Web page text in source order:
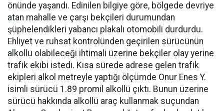
önünde yaşandı. Edinilen bilgiye göre, bölgede devriye
atan mahalle ve çarşı bekçileri durumundan
şüphelendikleri yabancı plakalı otomobili durdurdu.
Ehliyet ve ruhsat kontrolünden geçirilen sürücünün
alkollü olabileceği ihtimali üzerine bekçiler olay yerine
trafik ekibi istedi. Kısa sürede adrese gelen trafik
ekipleri alkol metreyle yaptığı ölçümde Onur Enes Y.
isimli sürücü 1.89 promil alkollü çıktı. Bunun üzerine
sürücü hakkında alkollü araç kullanmak suçundan